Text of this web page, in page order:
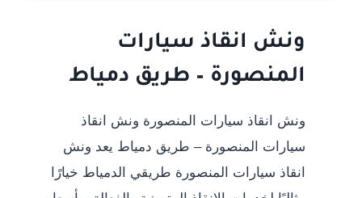
طريق
طلخا
ونش انقاذ سيارات
المنصورة – طريق دمياط
ونش انقاذ سيارات المنصورة ونش انقاذ
سيارات المنصورة – طريق دمياط يعد ونش
انقاذ سيارات المنصورة طريقي الدمياط خيارًا